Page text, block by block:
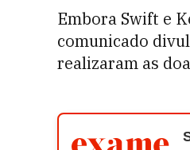
Embora Swift e
comunicado
realizaram as